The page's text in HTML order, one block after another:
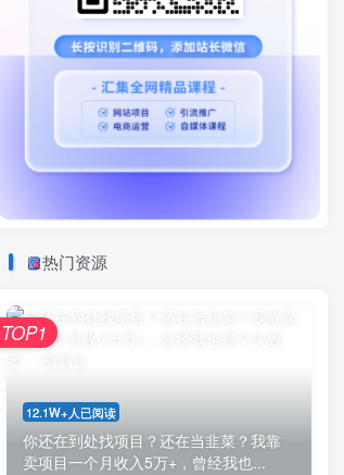
热门资源
12.1W+人已阅读
你还在到处找项目？还在当韭菜？我靠
卖项目一个月收入5万+，曾经我也...
TOP1